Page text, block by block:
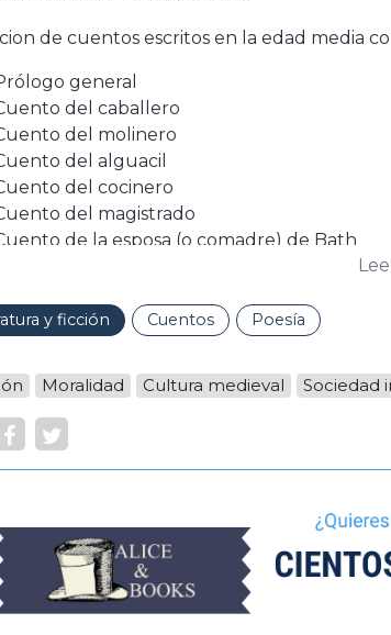
de cuentos escritos en la edad media
general
del caballero
del molinero
del alguacil
del cocinero
del magistrado
de la esposa (o comadre) de Bath
del erudito
del escudero
del terrateniente
y ficción Cuentos Poesía
Moralidad Cultura medieval Sociedad